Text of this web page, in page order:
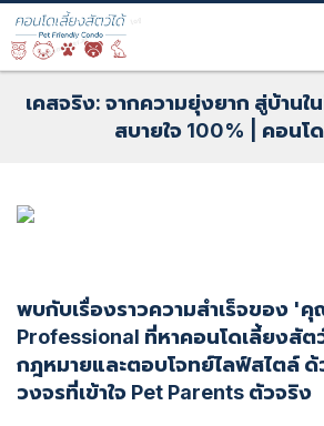
เคสจริง: จากความยุ่งยาก สู่บ้าน
สบายใจ 100% | คอนโ
พบกับเรื่องราวความสำเร็จของ '
Professional ที่หาคอนโดเลี้ยงสัต
กฎหมายและตอบโจทย์ไลฟ์สไตล์ ด้
วงจรที่เข้าใจ Pet Parents ตัวจริง